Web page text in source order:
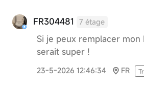
FR304481 7 étage
Si je peux remplacer mon
serait super !
23-5-2026 12:46:34 FR